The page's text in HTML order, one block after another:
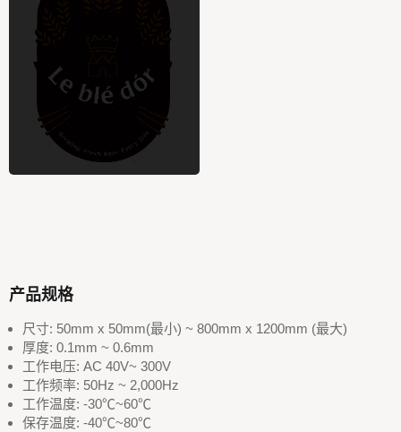
产品规格
尺寸: 50mm x 50mm(最小) ~ 800mm x 1200mm (最大)
厚度: 0.1mm ~ 0.6mm
工作电压: AC 40V~ 300V
工作频率: 50Hz ~ 2,000Hz
工作温度: -30℃~60℃
保存温度: -40℃~80℃